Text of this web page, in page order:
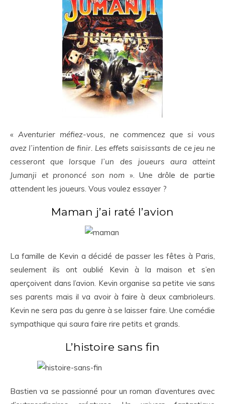
« Aventurier méfiez-vous, ne commencez que si vous
avez l’intention de finir. Les effets saisissants de ce jeu ne
cesseront que lorsque l’un des joueurs aura atteint
Jumanji et prononcé son nom ». Une drôle de partie
attendent les joueurs. Vous voulez essayer ?
Maman j’ai raté l’avion
La famille de Kevin a décidé de passer les fêtes à Paris,
seulement ils ont oublié Kevin à la maison et s’en
aperçoivent dans l’avion. Kevin organise sa petite vie sans
ses parents mais il va avoir à faire à deux cambrioleurs.
Kevin ne sera pas du genre à se laisser faire. Une comédie
sympathique qui saura faire rire petits et grands.
L’histoire sans fin
Bastien va se passionné pour un roman d’aventures avec